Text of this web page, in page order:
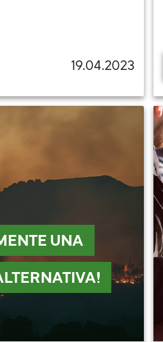
19.04.2023
UNA